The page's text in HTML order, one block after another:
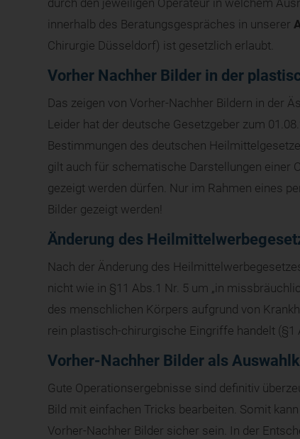
durch den jeweiligen Operateur in welchem
innerhalb des Beratungsgespräches in unserer
Chirurgie Düsseldorf) ist gesetzlich erlaubt.
Vorher Nachher Bilder in der
Das zeigen von Vorher-Nachher Bildern in der
Leider hat der deutsche Gesetzgeber zum
Bestimmungen des deutschen
gilt auch für schematische Darstellungen einer
gezeigt werden dürfen. Nur im Rahmen eines
Bilder gezeigt werden!
Änderung des
Nach der Änderung des
nicht wie in §11 Abs.1 Nr. 5 um „in
des menschlichen Körpers aufgrund von
rein plastisch-chirurgische Eingriffe handelt (§1
Vorher-Nachher Bilder als
Gute Operationsergebnisse sind definitiv
Bild mit einfachen Tricks bearbeiten. Somit
Vorher-Nachher Bilder sicher sein. In der